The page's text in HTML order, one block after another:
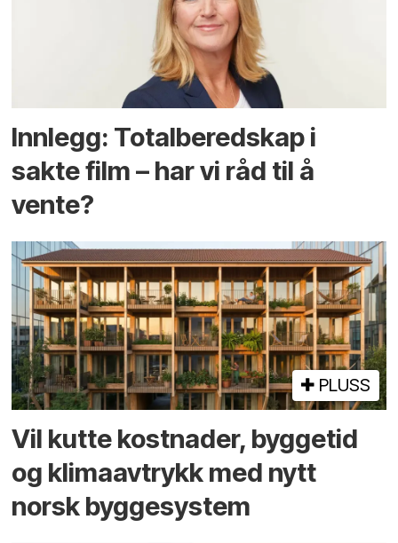
Innlegg: Totalberedskap i
sakte film – har vi råd til å
vente?
PLUSS
Vil kutte kostnader, byggetid
og klima­avtrykk med nytt
norsk bygge­system